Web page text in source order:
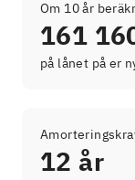
Om 10 år
161
på lånet på er
12 år